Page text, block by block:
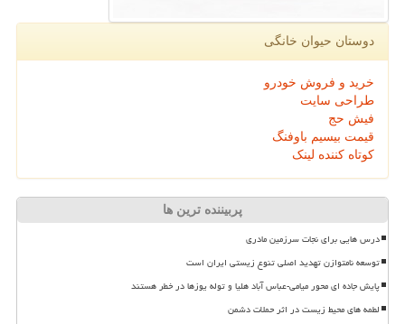
دوستان حیوان خانگی
خرید و فروش خودرو
طراحی سایت
فیش حج
قیمت بیسیم باوفنگ
کوتاه کننده لینک
پربیننده ترین ها
درس هایی برای نجات سرزمین مادری
توسعه نامتوازن تهدید اصلی تنوع زیستی ایران است
پایش جاده ای محور میامی-عباس آباد هلیا و توله یوزها در خطر هستند
لطمه های محیط زیست در اثر حملات دشمن